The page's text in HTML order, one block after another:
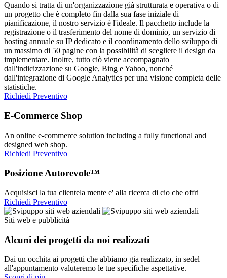
Quando si tratta di un'organizzazione già strutturata e operativa o di
un progetto che è completo fin dalla sua fase iniziale di
pianificazione, il nostro servizio è l'ideale. Il pacchetto include la
registrazione o il trasferimento del nome di dominio, un servizio di
hosting annuale su IP dedicato e il coordinamento dello sviluppo di
un massimo di 50 pagine con la possibilità di scegliere il design da
implementare. Inoltre, tutto ciò viene accompagnato
dall'indicizzazione su Google, Bing e Yahoo, nonché
dall'integrazione di Google Analytics per una visione completa delle
statistiche.
Richiedi Preventivo
E-Commerce Shop
An online e-commerce solution including a fully functional and
designed web shop.
Richiedi Preventivo
Posizione Autorevole™
Acquisisci la tua clientela mente e' alla ricerca di cio che offri
Richiedi Preventivo
Siti web e pubblicità
Alcuni dei progetti da noi realizzati
Dai un occhita ai progetti che abbiamo gia realizzato, in sedel
all'appuntamento valuteremo le tue specifiche aspettative.